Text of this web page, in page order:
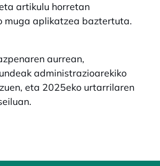
artikulu horretan
muga aplikatzea baztertuta.
aurrean,
administrazioarekiko
eta 2025eko urtarrilaren